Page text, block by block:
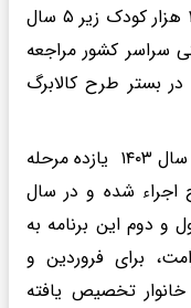
چهاردهم، سرپرستان خانوار بیش از ۱۸۸ هزار کودک زیر ۵ سال
سراسر کشور مراجعه
در بستر طرح کالابرگ
‎وی افزود: در سال ۱۴۰۲ هفت مرحله، در سال ۱۴۰۳ یازده مرحله
طرح اجراء شده و در سال
و دوم این برنامه به
برای فروردین و
تخصیص یافته